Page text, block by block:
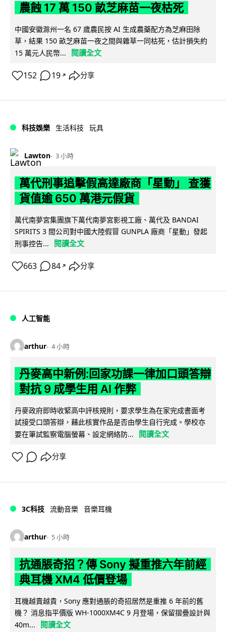
農蝕 17 萬 150 畝芝麻苗一夜枯死
中國安徽滁州一名 67 歲農民按 AI 生成農藥配方為芝麻田除
草，結果 150 畝芝麻苗一夜之間與雜草一同枯死，估計損失約
15 萬元人民幣...
閱讀全文
152 19 ↗ 分享
科技娛樂 生活科技 玩具
Lawton 3 小時
萬代刑事追擊假高達廠商「星動」 查獲
貨值逾 650 萬港元假貨
萬代南夢宮集團旗下萬代南夢宮影視工廠、萬代及 BANDAI
SPIRITS 3 間公司對中國大陸假冒 GUNPLA 廠商「星動」發起
刑事控告...
閱讀全文
663 84 ↗ 分享
人工智能
arthur 4 小時
丹麥高中新例:回家功課一律加口頭答辯
對抗 9 成學生用 AI 作弊
丹麥政府即時收緊高中評核規則，要求學生為在家完成書面考
試接受口頭答辯，藉此核實作品是否由學生自行完成。學校亦
要在筆試監察電腦螢幕、設定網絡防...
閱讀全文
分享
3C科技 流動音樂 音樂耳機
arthur 5 小時
抗通脹奇招？傳 Sony 擬重推六年前經
典耳機 XM4 低價登場
耳機越賣越貴，Sony 應對通脹的奇招居然是重推 6 年前的舊
機？ 消息指平價版 WH-1000XM4C 9 月登場，保留摺疊設計與
40m...
閱讀全文